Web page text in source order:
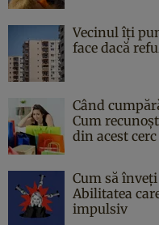
Vecinul îți
face dacă
Când
Cum
din acest cerc
Cum să
Abilitatea
impulsiv